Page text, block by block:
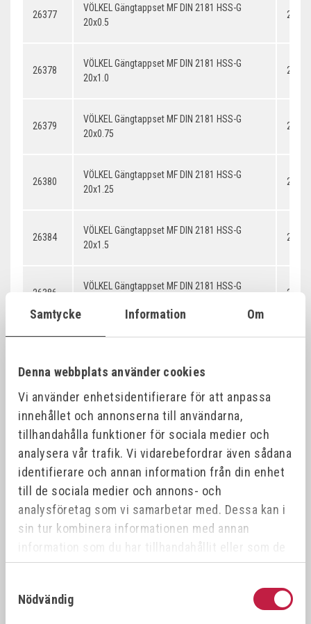
Samtycke Information Om
Denna webbplats använder cookies
Vi använder enhetsidentifierare för att anpassa
innehållet och annonserna till användarna,
tillhandahålla funktioner för sociala medier och
analysera vår trafik. Vi vidarebefordrar även sådana
identifierare och annan information från din enhet
till de sociala medier och annons- och
analysföretag som vi samarbetar med. Dessa kan i
sin tur kombinera informationen med annan
information som du har tillhandahållit eller som de
har samlat in när du har använt deras tjänster.
Nödvändig
26377
VÖLKEL Gängtappset MF DIN 2181 HSS-G
20x0.5
26378
VÖLKEL Gängtappset MF DIN 2181 HSS-G
20x1.0
26379
VÖLKEL Gängtappset MF DIN 2181 HSS-G
20x0.75
26380
VÖLKEL Gängtappset MF DIN 2181 HSS-G
20x1.25
26384
VÖLKEL Gängtappset MF DIN 2181 HSS-G
20x1.5
26386
VÖLKEL Gängtappset MF DIN 2181 HSS-G
26388
VÖLKEL Gängtappset MF DIN 2181 HSS-G
21x1.5
26389
VÖLKEL Gängtappset MF DIN 2181 HSS-G
22x0.5
26390
VÖLKEL Gängtappset MF DIN 2181 HSS-G
22x1.0
VÖLKEL Gängtappset MF DIN 2181 HSS-G